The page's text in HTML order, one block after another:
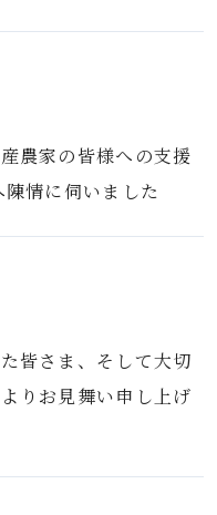
農家の皆様への支援
情に伺いました
皆さま、そして大切
りお見舞い申し上げ